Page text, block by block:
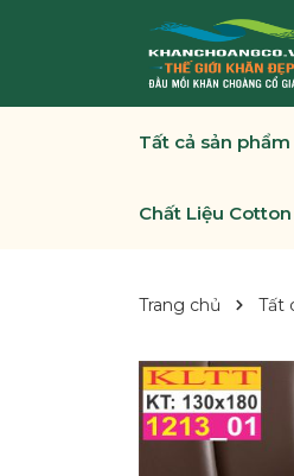
Tất cả sản phẩm
Chất Liệu
Trang chủ Tất